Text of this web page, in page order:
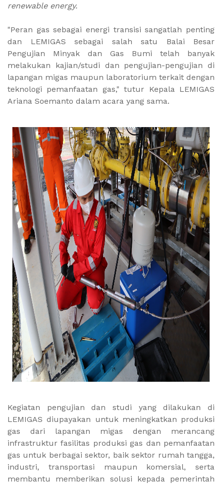
renewable energy.
"Peran gas sebagai energi transisi sangatlah penting
dan LEMIGAS sebagai salah satu Balai Besar
Pengujian Minyak dan Gas Bumi telah banyak
melakukan kajian/studi dan pengujian-pengujian di
lapangan migas maupun laboratorium terkait dengan
teknologi pemanfaatan gas," tutur Kepala LEMIGAS
Ariana Soemanto dalam acara yang sama.
Kegiatan pengujian dan studi yang dilakukan di
LEMIGAS diupayakan untuk meningkatkan produksi
gas dari lapangan migas dengan merancang
infrastruktur fasilitas produksi gas dan pemanfaatan
gas untuk berbagai sektor, baik sektor rumah tangga,
industri, transportasi maupun komersial, serta
membantu memberikan solusi kepada pemerintah